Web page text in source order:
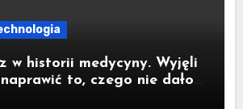
w historii medycyny. Wyjęli
to, czego nie dało